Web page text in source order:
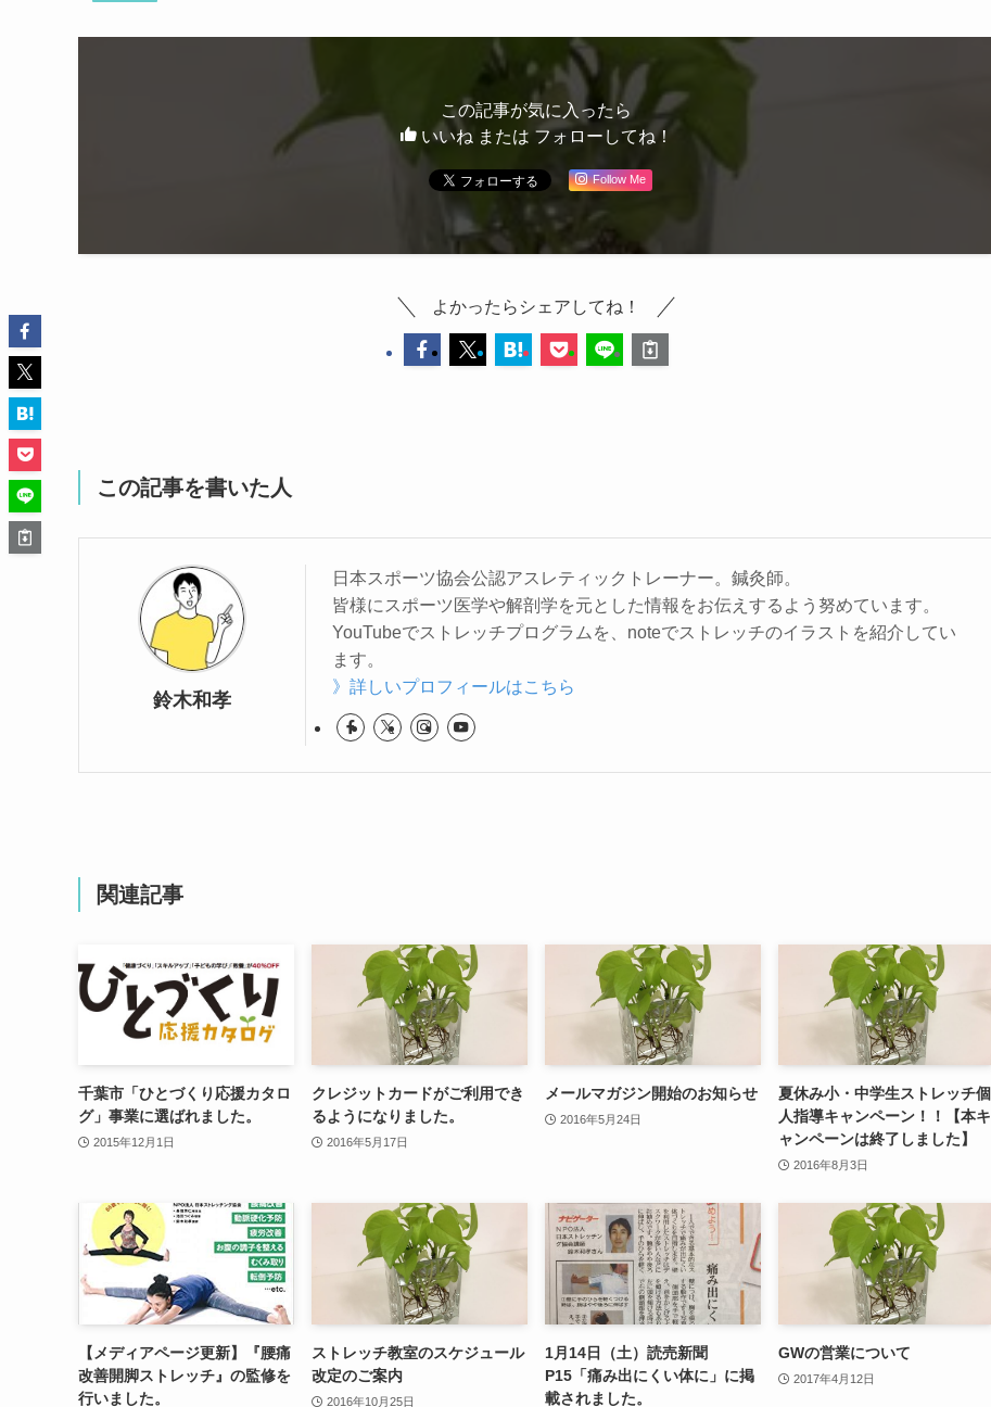
この記事が気に入ったら
いいね または フォローしてね！
Follow Me
よかったらシェアしてね！
この記事を書いた人
鈴木和孝
日本スポーツ協会公認アスレティックトレーナー。鍼灸師。
皆様にスポーツ医学や解剖学を元とした情報をお伝えするよう努めています。
YouTubeでストレッチプログラムを、noteでストレッチのイラストを紹介してい
ます。
》詳しいプロフィールはこちら
関連記事
千葉市「ひとづくり応援カタロ
グ」事業に選ばれました。
2015年12月1日
クレジットカードがご利用でき
るようになりました。
2016年5月17日
メールマガジン開始のお知らせ
2016年5月24日
夏休み小・中学生ストレッチ個
人指導キャンペーン！！【本キ
ャンペーンは終了しました】
2016年8月3日
【メディアページ更新】『腰痛
改善開脚ストレッチ』の監修を
行いました。
ストレッチ教室のスケジュール
改定のご案内
2016年10月25日
1月14日（土）読売新聞
P15「痛み出にくい体に」に掲
載されました。
GWの営業について
2017年4月12日